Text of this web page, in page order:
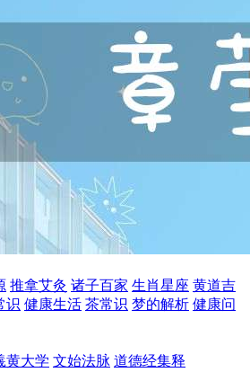
推拿艾灸 诸子百家 生肖星座 黄道吉
识 健康生活 茶常识 梦的解析 健康问
黄大学 文始法脉 道德经集释